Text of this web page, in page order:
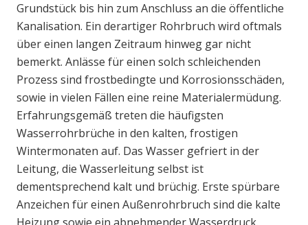
Grundstück bis hin zum Anschluss an die öffentliche
Kanalisation. Ein derartiger Rohrbruch wird oftmals
über einen langen Zeitraum hinweg gar nicht
bemerkt. Anlässe für einen solch schleichenden
Prozess sind frostbedingte und Korrosionsschäden,
sowie in vielen Fällen eine reine Materialermüdung.
Erfahrungsgemäß treten die häufigsten
Wasserrohrbrüche in den kalten, frostigen
Wintermonaten auf. Das Wasser gefriert in der
Leitung, die Wasserleitung selbst ist
dementsprechend kalt und brüchig. Erste spürbare
Anzeichen für einen Außenrohrbruch sind die kalte